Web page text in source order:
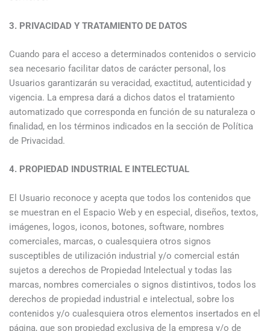
3. PRIVACIDAD Y TRATAMIENTO DE DATOS
Cuando para el acceso a determinados contenidos o servicio
sea necesario facilitar datos de carácter personal, los
Usuarios garantizarán su veracidad, exactitud, autenticidad y
vigencia. La empresa dará a dichos datos el tratamiento
automatizado que corresponda en función de su naturaleza o
finalidad, en los términos indicados en la sección de Política
de Privacidad.
4. PROPIEDAD INDUSTRIAL E INTELECTUAL
El Usuario reconoce y acepta que todos los contenidos que
se muestran en el Espacio Web y en especial, diseños, textos,
imágenes, logos, iconos, botones, software, nombres
comerciales, marcas, o cualesquiera otros signos
susceptibles de utilización industrial y/o comercial están
sujetos a derechos de Propiedad Intelectual y todas las
marcas, nombres comerciales o signos distintivos, todos los
derechos de propiedad industrial e intelectual, sobre los
contenidos y/o cualesquiera otros elementos insertados en el
página, que son propiedad exclusiva de la empresa y/o de